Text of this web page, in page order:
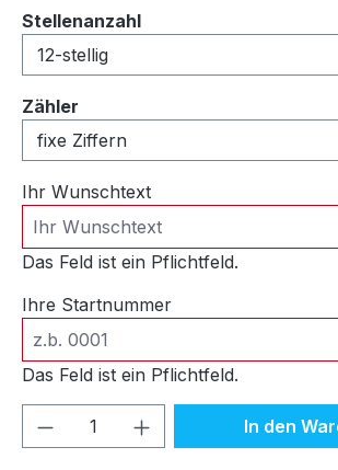
Stellenanzahlauswählen
Zähler
Ihr Wunschtext
Das Feld ist ein Pflichtfeld.
Ihre Startnummer
Das Feld ist ein Pflichtfeld.
Produkt Anzahl: Gib den
In den